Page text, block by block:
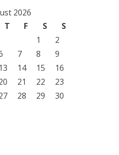
2026
T F S
S
1
2
7 8
9
13 14 15
16
21 22
23
28 29
30